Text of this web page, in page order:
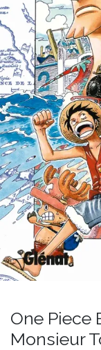
One Piece
Monsieur